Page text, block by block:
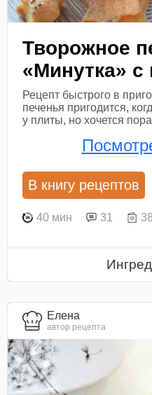
Творожное
«Минутка»
Рецепт быстрого в
печенья пригодится,
у плиты, но хочется
В книгу рецептов
40 мин 31
Елена
автор рецепта